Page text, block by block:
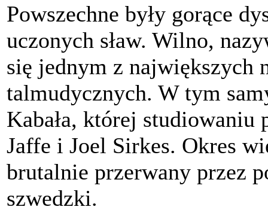
Powszechne były gorące
uczonych sław. Wilno,
się jednym z największych
talmudycznych. W tym
Kabała, której
Jaffe i Joel Sirkes. Okres
brutalnie przerwany przez
szwedzki.